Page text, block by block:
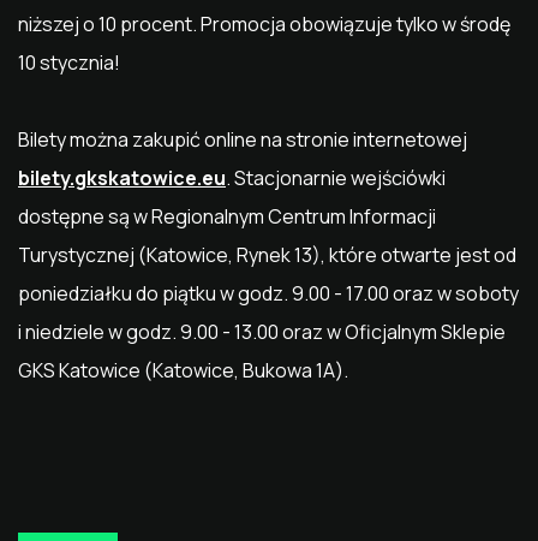
niższej o 10 procent. Promocja obowiązuje tylko w środę
10 stycznia!
Bilety można zakupić online na stronie internetowej
bilety.gkskatowice.eu. Stacjonarnie wejściówki
dostępne są w Regionalnym Centrum Informacji
Turystycznej (Katowice, Rynek 13), które otwarte jest od
poniedziałku do piątku w godz. 9.00 - 17.00 oraz w soboty
i niedziele w godz. 9.00 - 13.00 oraz w Oficjalnym Sklepie
GKS Katowice (Katowice, Bukowa 1A).